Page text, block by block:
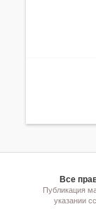
Все
Публикация
указании